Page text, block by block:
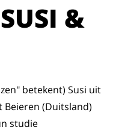
SUSI &
betekent) Susi uit
Beieren (Duitsland)
studie